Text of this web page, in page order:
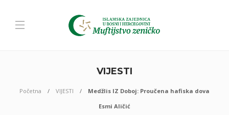
VIJESTI
Početna VIJESTI
Medžlis IZ Doboj: Proučena hafiska dova
Esmi Aličić